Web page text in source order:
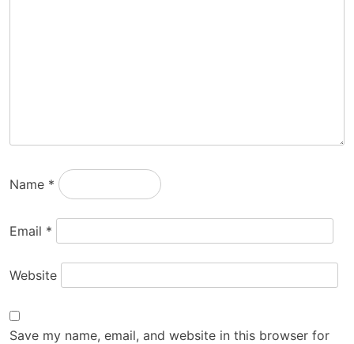
Name *
Email *
Website
Save my name, email, and website in this browser for